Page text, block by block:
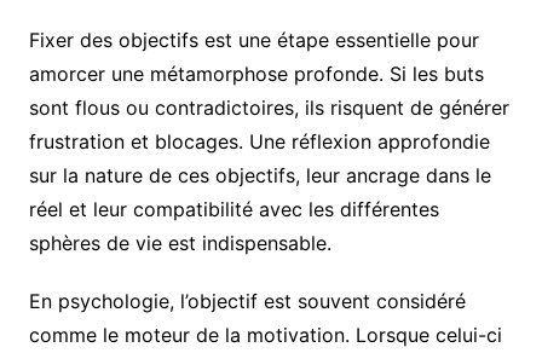
Fixer des objectifs est une étape essentielle pour
amorcer une métamorphose profonde. Si les buts
sont flous ou contradictoires, ils risquent de générer
frustration et blocages. Une réflexion approfondie
sur la nature de ces objectifs, leur ancrage dans le
réel et leur compatibilité avec les différentes
sphères de vie est indispensable.
En psychologie, l’objectif est souvent considéré
comme le moteur de la motivation. Lorsque celui-ci